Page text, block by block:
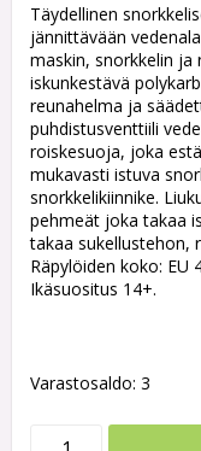
Täydellinen
jännittävään
maskin, snorkkelin ja
iskunkestävä
reunahelma ja
puhdistusventtiili
roiskesuoja, joka
mukavasti istuva
snorkkelikiinnike.
pehmeät joka takaa
takaa sukellustehon,
Räpylöiden koko: EU
Ikäsuositus 14+.
Varastosaldo: 3